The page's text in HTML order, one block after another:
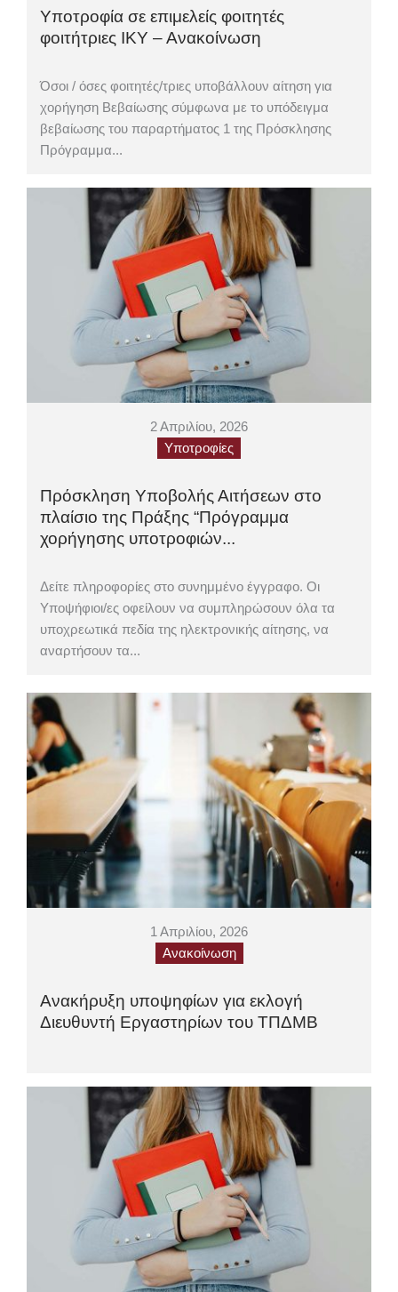
Υποτροφία σε επιμελείς φοιτητές
φοιτήτριες ΙΚΥ – Ανακοίνωση
Όσοι / όσες φοιτητές/τριες υποβάλλουν αίτηση για
χορήγηση Βεβαίωσης σύμφωνα με το υπόδειγμα
βεβαίωσης του παραρτήματος 1 της Πρόσκλησης
Πρόγραμμα...
2 Απριλίου, 2026
Υποτροφίες
Πρόσκληση Υποβολής Αιτήσεων στο
πλαίσιο της Πράξης “Πρόγραμμα
χορήγησης υποτροφιών...
Δείτε πληροφορίες στο συνημμένο έγγραφο. Οι
Υποψήφιοι/ες οφείλουν να συμπληρώσουν όλα τα
υποχρεωτικά πεδία της ηλεκτρονικής αίτησης, να
αναρτήσουν τα...
1 Απριλίου, 2026
Ανακοίνωση
Ανακήρυξη υποψηφίων για εκλογή
Διευθυντή Εργαστηρίων του ΤΠΔΜΒ